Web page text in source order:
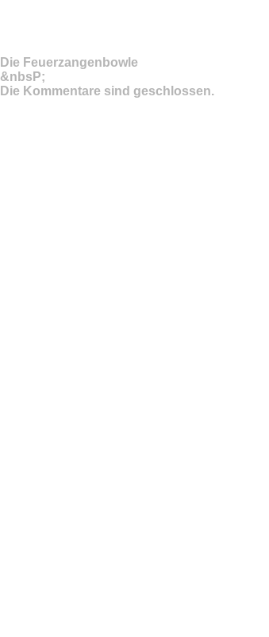
Die Feuerzangenbowle
&nbsP;
Die Kommentare sind geschlossen.